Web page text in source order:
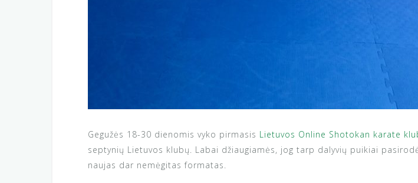
Gegužės 18-30 dienomis vyko pirmasis Lietuvos Online Shotokan karate
septynių Lietuvos klubų. Labai džiaugiamės, jog tarp dalyvių puikiai
naujas dar nemėgitas formatas.